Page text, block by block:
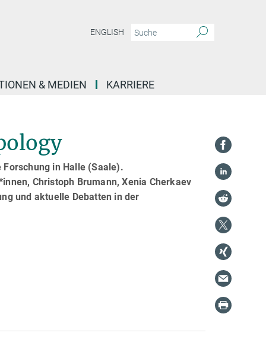
ENGLISH
& MEDIEN KARRIERE
in Halle (Saale).
Christoph Brumann, Xenia Cherkaev
und aktuelle Debatten in der